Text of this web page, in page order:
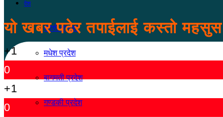
देश
कोशी प्रदेश
मधेश प्रदेश
बागमती प्रदेश
गण्डकी प्रदेश
यो खबर पढेर तपाईलाई कस्तो
+1
0
+1
0